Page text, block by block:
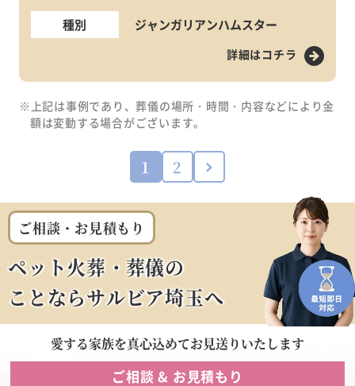
種別 ジャンガリアンハムスター
詳細はコチラ
※上記は事例であり、葬儀の場所・時間・内容などにより金
額は変動する場合がございます。
1 2
ご相談・お見積もり
ペット火葬・葬儀の
ことならサルビア埼玉へ
愛する家族を真心込めてお見送りいたします
ご相談 & お見積もり